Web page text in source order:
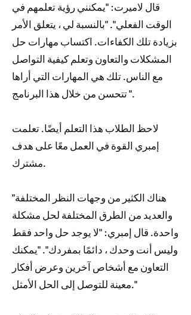
قال لاميرت: "يمكنني رؤية تعلمهم في
الوقت الفعلي". "بالنسبة لي ، يتعلق الأمر
بزيادة تلك الكفاءات. اكتساب مهارات حل
المشكلات والتعاون وتعلم كيفية التواصل
مع الناس. تلك هي المهارات التي أراها
تتحسن من خلال هذا البرنامج ".
لاحظ الطلاب هذا التعلم أيضًا. تعلمت
إمبري القوة في العمل معًا على هدف
مشترك.
"هناك الكثير من وجهات النظر المختلفة
والعديد من الطرق المختلفة لحل مشكلة
واحدة. قال إمبري: "لا يوجد حل واحد فقط
وليس أنت وحدك ، دائمًا بمفردك". "يمكنك
التعاون مع أشخاص آخرين وعرض أفكار
معينة للتوصل إلى الحل الأمثل."